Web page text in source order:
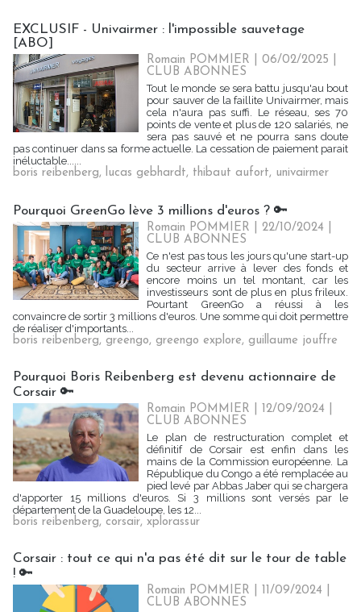
EXCLUSIF - Univairmer : l'impossible sauvetage
[ABO]
Romain POMMIER | 06/02/2025
CLUB ABONNES
Tout le monde se sera battu jusqu'au bout
pour sauver de la faillite Univairmer, mais
cela n'aura pas suffi. Le réseau, ses 70
points de vente et plus de 120 salariés, ne
sera pas sauvé et ne pourra sans doute
pas continuer dans sa forme actuelle. La cessation de paiement parait
inéluctable......
boris reibenberg, lucas gebhardt, thibaut aufort, univairmer
Pourquoi GreenGo lève 3 millions d'euros ? 🔑
Romain POMMIER | 22/10/2024
CLUB ABONNES
Ce n'est pas tous les jours qu'une start-up
du secteur arrive à lever des fonds et
encore moins un tel montant, car les
investisseurs sont de plus en plus frileux.
Pourtant GreenGo a réussi à les
convaincre de sortir 3 millions d'euros. Une somme qui doit permettre
de réaliser d'importants...
boris reibenberg, greengo, greengo explore, guillaume jouffre
Pourquoi Boris Reibenberg est devenu actionnaire de
Corsair 🔑
Romain POMMIER | 12/09/2024
CLUB ABONNES
Le plan de restructuration complet et
définitif de Corsair est enfin dans les
mains de la Commission européenne. La
République du Congo a été remplacée au
pied levé par Abbas Jaber qui se chargera
d'apporter 15 millions d'euros. Si 3 millions sont versés par le
département de la Guadeloupe, les 12...
boris reibenberg, corsair, xplorassur
Corsair : tout ce qui n'a pas été dit sur le tour de table
! 🔑
Romain POMMIER | 11/09/2024
CLUB ABONNES